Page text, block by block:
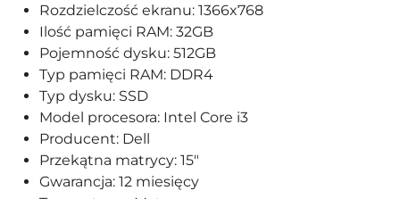
Rozdzielczość ekranu: 1366x768
Ilość pamięci RAM: 32GB
Pojemność dysku: 512GB
Typ pamięci RAM: DDR4
Typ dysku: SSD
Model procesora: Intel Core i3
Producent: Dell
Przekątna matrycy: 15"
Gwarancja: 12 miesięcy